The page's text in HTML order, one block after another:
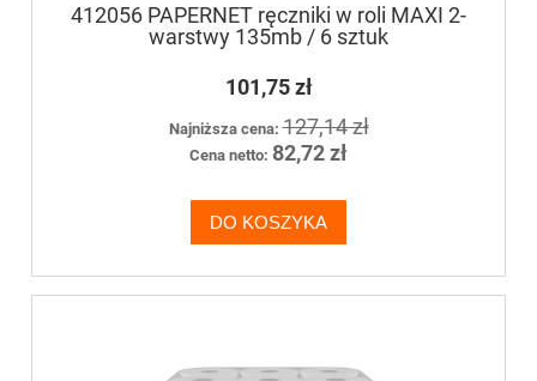
412056 PAPERNET ręczniki w roli MAXI 2-
warstwy 135mb / 6 sztuk
101,75 zł
Najniższa cena:127,14 zł
Cena netto: 82,72 zł
DO KOSZYKA